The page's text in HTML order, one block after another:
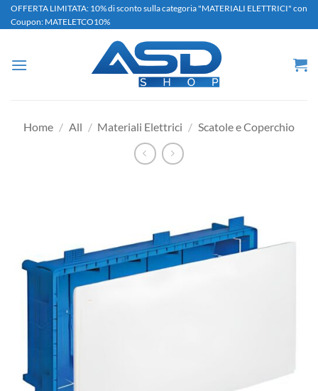
Salta
ai
OFFERTA LIMITATA: 10% di sconto sulla categoria "MATERIALI ELETTRICI" con
Coupon: MATELETCO10%
Home / All / Materiali Elettrici / Scatole e Coperchio